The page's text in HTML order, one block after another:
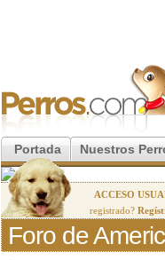
Portada Nuestros
ACCESO
registrado?
Foro de